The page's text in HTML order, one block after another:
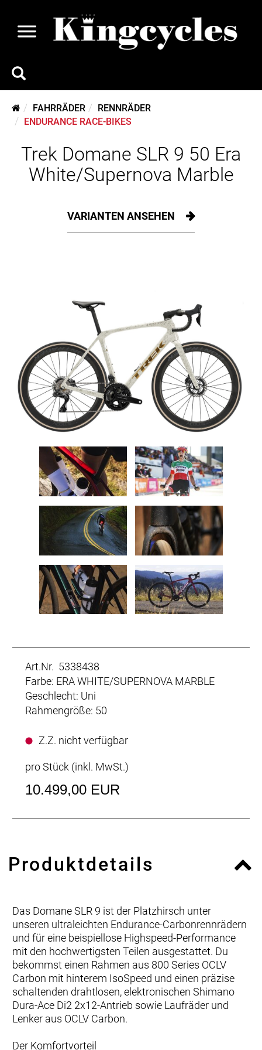
FAHRRÄDER
RENNRÄDER
ENDURANCE RACE-BIKES
Trek Domane SLR 9 50 Era
White/Supernova Marble
VARIANTEN ANSEHEN
Art.Nr. 5338438
Farbe: ERA WHITE/SUPERNOVA MARBLE
Geschlecht: Uni
Rahmengröße: 50
Z.Z. nicht verfügbar
pro Stück (inkl. MwSt.)
10.499,00 EUR
Produktdetails
Das Domane SLR 9 ist der Platzhirsch unter
unseren ultraleichten Endurance-Carbonrennrädern
und für eine beispiellose Highspeed-Performance
mit den hochwertigsten Teilen ausgestattet. Du
bekommst einen Rahmen aus 800 Series OCLV
Carbon mit hinterem IsoSpeed und einen präzise
schaltenden drahtlosen, elektronischen Shimano
Dura-Ace Di2 2x12-Antrieb sowie Laufräder und
Lenker aus OCLV Carbon.
Der Komfortvorteil